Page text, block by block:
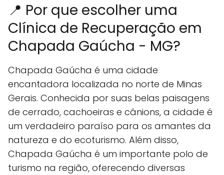
📍 Por que escolher uma
Clínica de Recuperação em
Chapada Gaúcha - MG?
Chapada Gaúcha é uma cidade
encantadora localizada no norte de Minas
Gerais. Conhecida por suas belas paisagens
de cerrado, cachoeiras e cânions, a cidade é
um verdadeiro paraíso para os amantes da
natureza e do ecoturismo. Além disso,
Chapada Gaúcha é um importante polo de
turismo na região, oferecendo diversas